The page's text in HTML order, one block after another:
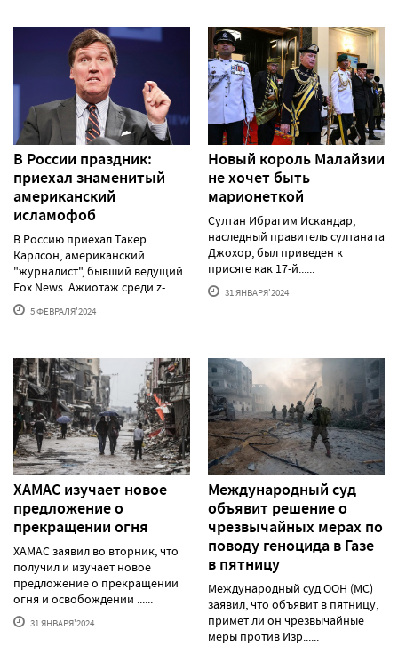
В России праздник:
приехал знаменитый
американский
исламофоб
В Россию приехал Такер
Карлсон, американский
"журналист", бывший ведущий
Fox News. Ажиотаж среди z-......
5 ФЕВРАЛЯ'2024
Новый король Малайзии
не хочет быть
марионеткой
Султан Ибрагим Искандар,
наследный правитель султаната
Джохор, был приведен к
присяге как 17-й......
31 ЯНВАРЯ'2024
ХАМАС изучает новое
предложение о
прекращении огня
ХАМАС заявил во вторник, что
получил и изучает новое
предложение о прекращении
огня и освобождении ......
31 ЯНВАРЯ'2024
Международный суд
объявит решение о
чрезвычайных мерах по
поводу геноцида в Газе
в пятницу
Международный суд ООН (МС)
заявил, что объявит в пятницу,
примет ли он чрезвычайные
меры против Изр......